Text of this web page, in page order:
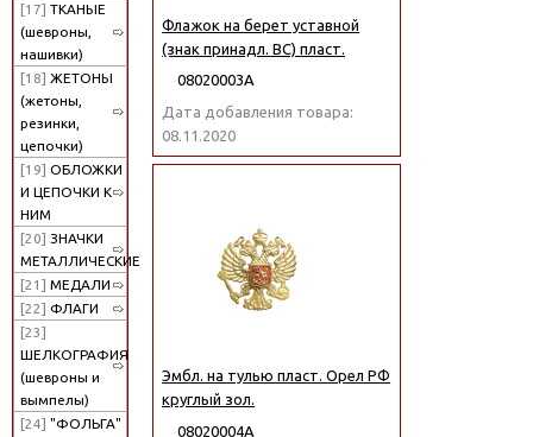
[17] ТКАНЫЕ
(шевроны,
нашивки)
[18] ЖЕТОНЫ
(жетоны,
резинки,
цепочки)
[19] ОБЛОЖКИ
И ЦЕПОЧКИ К
НИМ
[20] ЗНАЧКИ
МЕТАЛЛИЧЕСКИЕ
[21] МЕДАЛИ
[22] ФЛАГИ
[23]
ШЕЛКОГРАФИЯ
(шевроны и
вымпелы)
[24] "ФОЛЬГА"
Флажок на берет уставной
(знак принадл. ВС) пласт.
08020003А
Дата добавления товара:
08.11.2020
Эмбл. на тулью пласт. Орел РФ
круглый зол.
08020004А